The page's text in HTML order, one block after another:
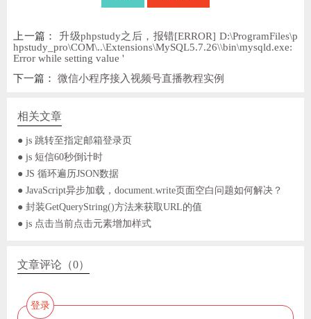
上一篇： 升级phpstudy之后，报错[ERROR] D:\ProgramFiles\p
hpstudy_pro\COM\..\Extensions\MySQL5.7.26\\bin\mysqld.exe:
Error while setting value '
下一篇：微信小程序接入视频号直播教程实例
相关文章
● js 跳转至指定邮箱登录页
● js 短信60秒倒计时
● JS 循环遍历JSON数据
● JavaScript异步加载，document.write页面空白问题如何解决？
● 封装GetQueryString()方法来获取URL的值
● js 点击当前点击元素增加样式
文章评论（0）
登录